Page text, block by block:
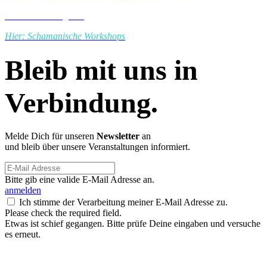
Hier: Schamanische Workshops
Bleib mit uns in
Verbindung.
Melde Dich für unseren Newsletter an
und bleib über unsere Veranstaltungen informiert.
Bitte gib eine valide E-Mail Adresse an.
anmelden
Ich stimme der Verarbeitung meiner E-Mail Adresse zu.
Please check the required field.
Etwas ist schief gegangen. Bitte prüfe Deine eingaben und versuche
es erneut.